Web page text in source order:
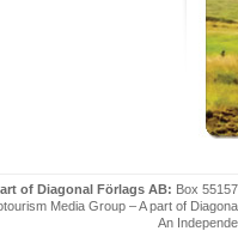
of Diagonal Förlags AB: Box
Media Group – A part of
An